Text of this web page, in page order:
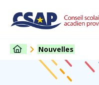
Nouvelles